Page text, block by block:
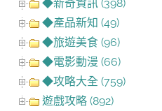
◆新奇資訊 (398)
◆產品新知 (49)
◆旅遊美食 (96)
◆電影動漫 (66)
◆攻略大全 (759)
遊戲攻略 (892)